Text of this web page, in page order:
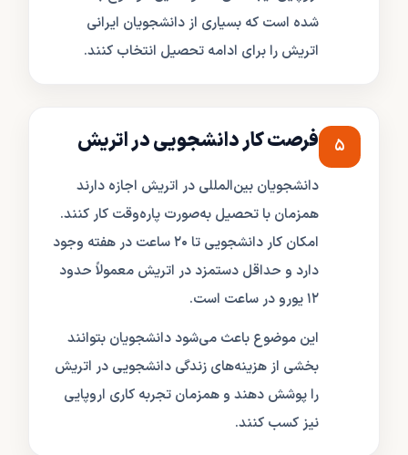
شده است که بسیاری از دانشجویان ایرانی
اتریش را برای ادامه تحصیل انتخاب کنند.
۵ فرصت کار دانشجویی در اتریش
دانشجویان بین‌المللی در اتریش اجازه دارند
همزمان با تحصیل به‌صورت پاره‌وقت کار کنند.
امکان کار دانشجویی تا ۲۰ ساعت در هفته وجود
دارد و حداقل دستمزد در اتریش معمولاً حدود
۱۲ یورو در ساعت است.
این موضوع باعث می‌شود دانشجویان بتوانند
بخشی از هزینه‌های زندگی دانشجویی در اتریش
را پوشش دهند و همزمان تجربه کاری اروپایی
نیز کسب کنند.